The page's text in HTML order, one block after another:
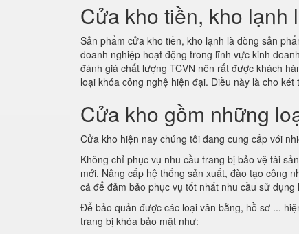
Cửa kho tiền, kho lạnh
Sản phẩm cửa kho tiền, kho lạnh là dòng sản
doanh nghiệp hoạt động trong lĩnh vực kinh
đánh giá chất lượng TCVN nên rất được khách
loại khóa công nghệ hiện đại. Điều này là cho két
Cửa kho gồm những
Cửa kho hiện nay chúng tôi đang cung cấp với
Không chỉ phục vụ nhu cầu trang bị bảo vệ tài
mới. Nâng cấp hệ thống sản xuất, đào tạo công
cả để đảm bảo phục vụ tốt nhất nhu cầu sử
Để bảo quản được các loại văn bằng, hồ sơ ...
trang bị khóa bảo mật như: